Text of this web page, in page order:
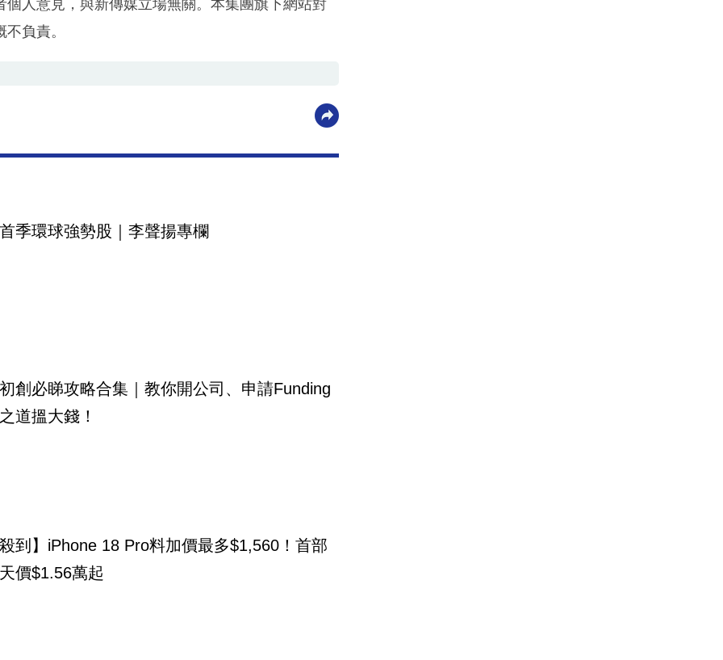
人意見，與新傳媒立場無關。本集團旗下網站對
負責。
季環球強勢股｜李聲揚專欄
創必睇攻略合集｜教你開公司、申請Funding
道搵大錢！
到】iPhone 18 Pro料加價最多$1,560！首部
價$1.56萬起